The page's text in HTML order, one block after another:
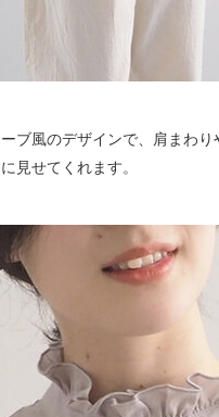
ブ風のデザインで、肩まわ
見せてくれます。